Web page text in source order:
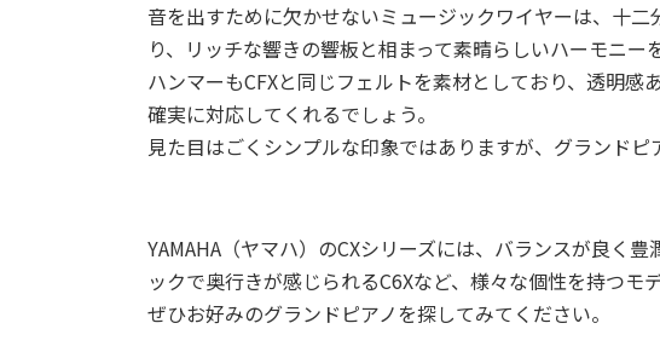
音を出すために欠かせないミュージックワイヤーは、十
り、リッチな響きの響板と相まって素晴らしいハーモニー
ハンマーもCFXと同じフェルトを素材としており、透明
確実に対応してくれるでしょう。
見た目はごくシンプルな印象ではありますが、グランドピ
YAMAHA（ヤマハ）のCXシリーズには、バランスが良く
ックで奥行きが感じられるC6Xなど、様々な個性を持つモ
ぜひお好みのグランドピアノを探してみてください。